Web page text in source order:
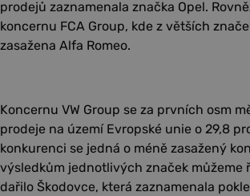
prodejů zaznamenala značka Opel.
koncernu FCA Group, kde z větších
zasažena Alfa Romeo.
Koncernu VW Group se za prvních osm
prodeje na území Evropské unie o 29,8
konkurenci se jedná o méně zasažený
výsledkům jednotlivých značek můžeme
dařilo Škodovce, která zaznamenala